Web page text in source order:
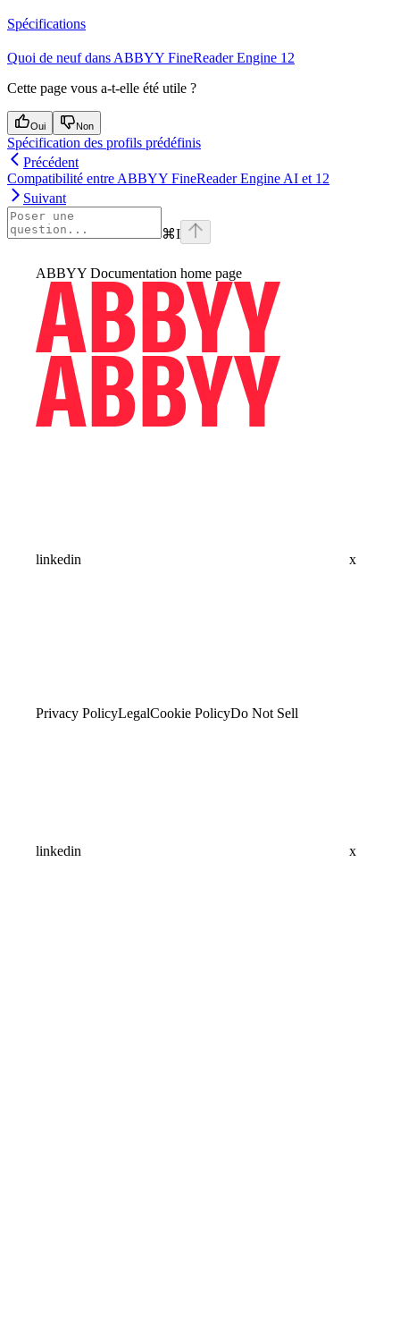
Spécifications
Quoi de neuf dans ABBYY FineReader Engine 12
Cette page vous a-t-elle été utile ?
Oui Non
Spécification des profils prédéfinis
Précédent
Compatibilité entre ABBYY FineReader Engine AI et 12
Suivant
⌘I
ABBYY Documentation home page
linkedin x
Privacy PolicyLegalCookie PolicyDo Not Sell
linkedin x